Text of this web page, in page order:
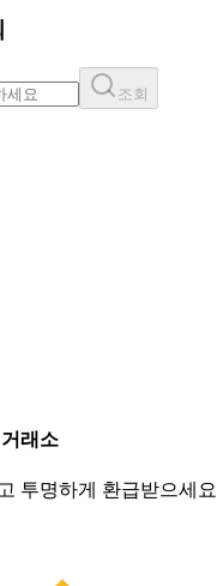
까지 투명하게.
조회
래소
투명하게 환급받으세요